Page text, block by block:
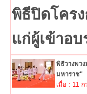
พิธีปิดโคร
แก่ผู้เข้าอบ
พิธีวางพว
มหาราช"
เมื่อ : 11